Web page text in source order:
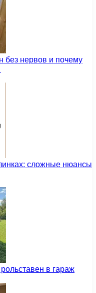
без нервов и почему
сложные нюансы
в гараж